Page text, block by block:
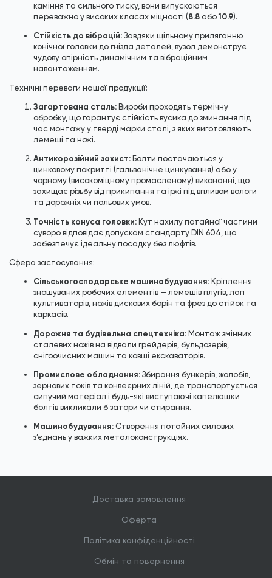
каміння та сильного тиску, вони випускаються
переважно у високих класах міцності (8.8 або 10.9).
Стійкість до вібрацій: Завдяки щільному приляганню
конічної головки до гнізда деталей, вузол демонструє
чудову опірність динамічним та вібраційним
навантаженням.
Технічні переваги нашої продукції:
Загартована сталь: Вироби проходять термічну
обробку, що гарантує стійкість вусика до зминання під
час монтажу у тверді марки сталі, з яких виготовляють
лемеші та ножі.
Антикорозійний захист: Болти постачаються у
цинковому покритті (гальванічне цинкування) або у
чорному (високоміцному промасленому) виконанні, що
захищає різьбу від прикипання та іржі під впливом вологи
та дорожніх чи польових умов.
Точність конуса головки: Кут нахилу потайної частини
суворо відповідає допускам стандарту DIN 604, що
забезпечує ідеальну посадку без люфтів.
Сфера застосування:
Сільськогосподарське машинобудування: Кріплення
зношуваних робочих елементів — лемешів плугів, лап
культиваторів, ножів дискових борін та фрез до стійок та
каркасів.
Дорожня та будівельна спецтехніка: Монтаж змінних
сталевих ножів на відвали грейдерів, бульдозерів,
снігоочисних машин та ковші екскаваторів.
Промислове обладнання: Збирання бункерів, жолобів,
зернових токів та конвеєрних ліній, де транспортується
сипучий матеріал і будь-які виступаючі капелюшки
болтів викликали б затори чи стирання.
Машинобудування: Створення потайних силових
з’єднань у важких металоконструкціях.
Доставка замовлення
Оферта
Політика конфіденційності
Обмін та повернення